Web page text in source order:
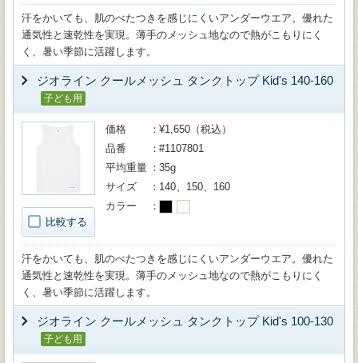
汗をかいても、肌のべたつきを感じにくいアンダーウエア。優れた
通気性と速乾性を実現。薄手のメッシュ地なので熱がこもりにく
く、暑い季節に活躍します。
ジオライン クールメッシュ タンクトップ Kid's 140-160
子ども用
比較する
価格
¥1,650（税込）
品番
#1107801
平均重量
35g
サイズ
140、150、160
カラー
汗をかいても、肌のべたつきを感じにくいアンダーウエア。優れた
通気性と速乾性を実現。薄手のメッシュ地なので熱がこもりにく
く、暑い季節に活躍します。
ジオライン クールメッシュ タンクトップ Kid's 100-130
子ども用